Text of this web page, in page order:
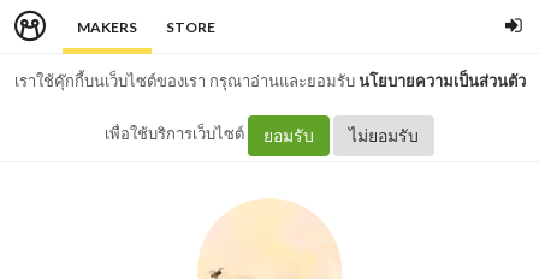
MAKERS STORE
เราใช้คุ๊กกี้บนเว็บไซต์ของเรา กรุณาอ่านและยอมรับนโยบายความเป็นส่วนตัว
เพื่อใช้บริการเว็บไซต์ ยอมรับ ไม่ยอมรับ